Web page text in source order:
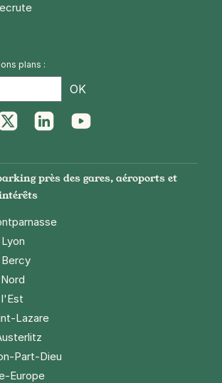
plans :
OK
près des gares, aéroports et
Bercy
l'Est
Lazare
Part-Dieu
Europe